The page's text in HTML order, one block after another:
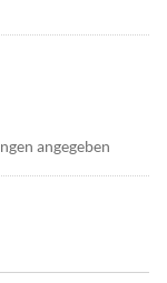
angegeben